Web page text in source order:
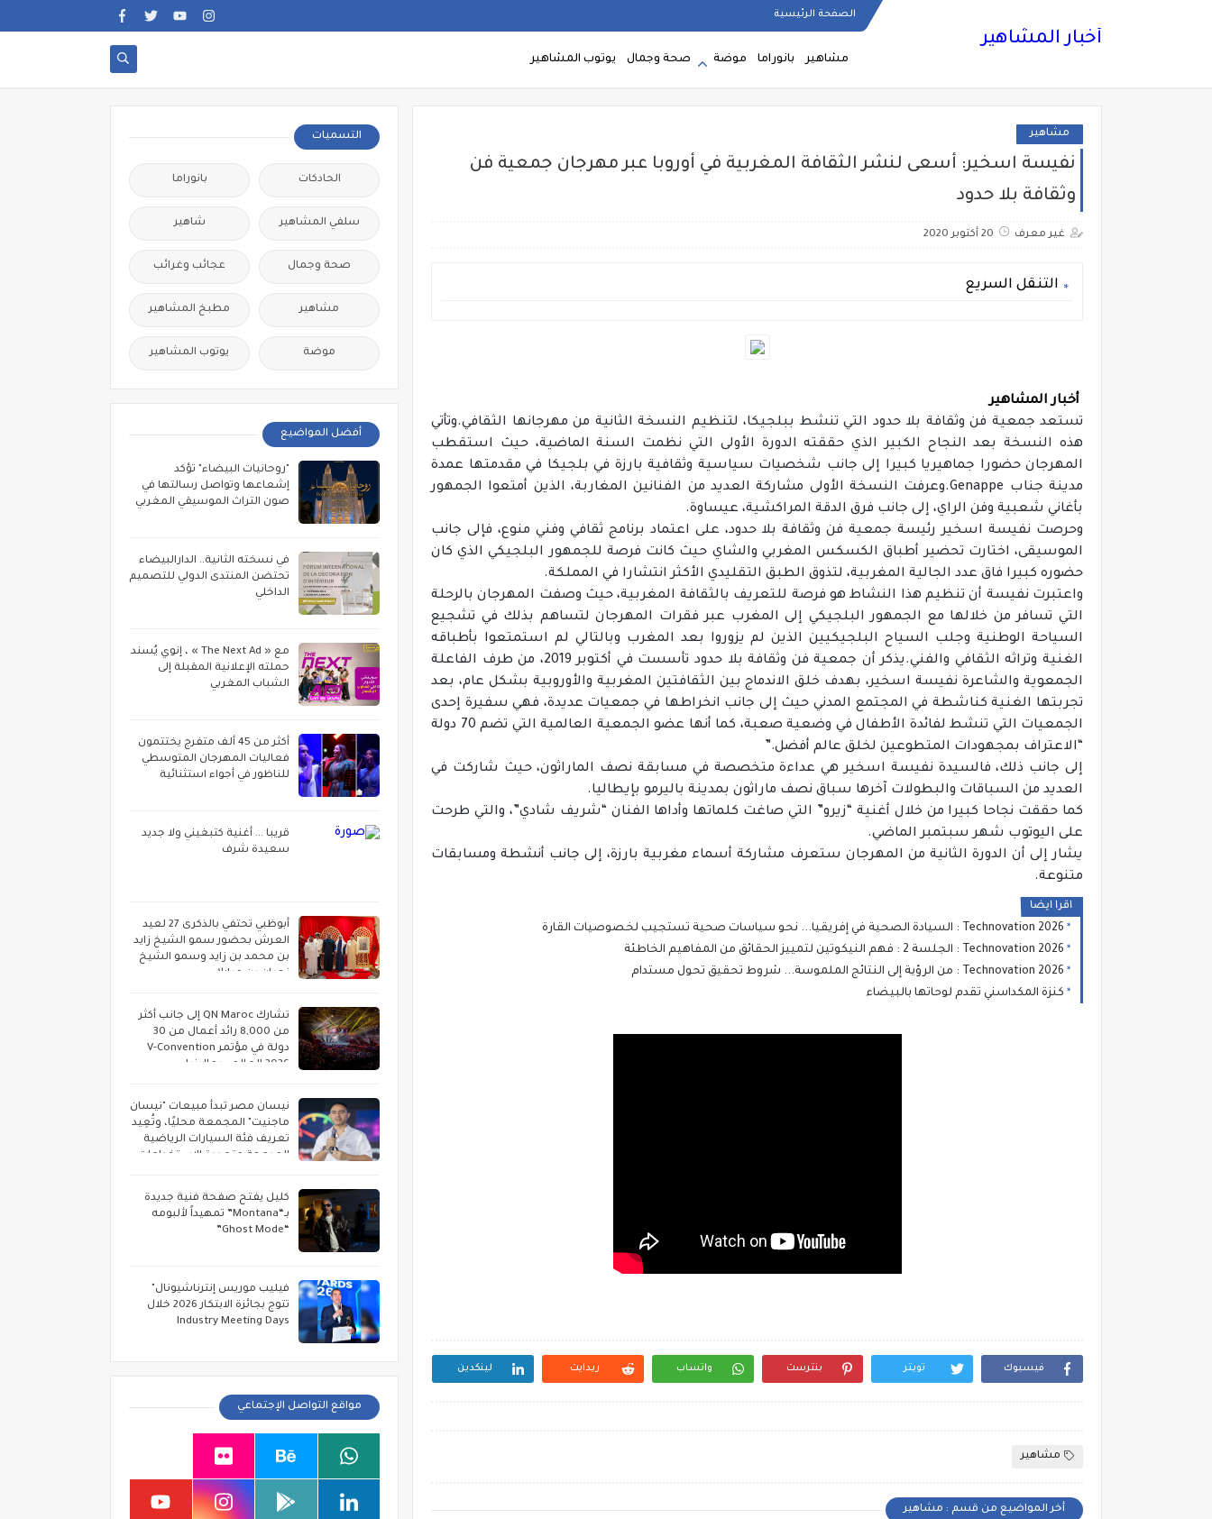
الصفحة الرئيسية
أخبار المشاهير
مشاهير بانوراما موضة صحة وجمال يوتوب المشاهير
مشاهير
نفيسة اسخير: أسعى لنشر الثقافة المغربية في أوروبا عبر مهرجان جمعية فن
وثقافة بلا حدود
غير معرف 20 أكتوبر 2020
التنقل السريع
أخبار المشاهير
تستعد جمعية فن وثقافة بلا حدود التي تنشط ببلجيكا، لتنظيم النسخة الثانية من مهرجانها الثقافي.وتأتي
هذه النسخة بعد النجاح الكبير الذي حققته الدورة الأولى التي نظمت السنة الماضية، حيث استقطب
المهرجان حضورا جماهيريا كبيرا إلى جانب شخصيات سياسية وثقافية بارزة في بلجيكا في مقدمتها عمدة
مدينة جناب Genappe.وعرفت النسخة الأولى مشاركة العديد من الفنانين المغاربة، الذين أمتعوا الجمهور
بأغاني شعبية وفن الراي، إلى جانب فرق الدقة المراكشية، عيساوة.
وحرصت نفيسة اسخير رئيسة جمعية فن وثقافة بلا حدود، على اعتماد برنامج ثقافي وفني منوع، فإلى جانب
الموسيقى، اختارت تحضير أطباق الكسكس المغربي والشاي حيث كانت فرصة للجمهور البلجيكي الذي كان
حضوره كبيرا فاق عدد الجالية المغربية، لتذوق الطبق التقليدي الأكثر انتشارا في المملكة.
واعتبرت نفيسة أن تنظيم هذا النشاط هو فرصة للتعريف بالثقافة المغربية، حيث وصفت المهرجان بالرحلة
التي تسافر من خلالها مع الجمهور البلجيكي إلى المغرب عبر فقرات المهرجان لتساهم بذلك في تشجيع
السياحة الوطنية وجلب السياح البلجيكيين الذين لم يزوروا بعد المغرب وبالتالي لم استمتعوا بأطباقه
الغنية وتراثه الثقافي والفني.يذكر أن جمعية فن وثقافة بلا حدود تأسست في أكتوبر 2019، من طرف الفاعلة
الجمعوية والشاعرة نفيسة اسخير، بهدف خلق الاندماج بين الثقافتين المغربية والأوروبية بشكل عام، بعد
تجربتها الغنية كناشطة في المجتمع المدني حيث إلى جانب انخراطها في جمعيات عديدة، فهي سفيرة إحدى
الجمعيات التي تنشط لفائدة الأطفال في وضعية صعبة، كما أنها عضو الجمعية العالمية التي تضم 70 دولة
“الاعتراف بمجهودات المتطوعين لخلق عالم أفضل.”
إلى جانب ذلك، فالسيدة نفيسة اسخير هي عداءة متخصصة في مسابقة نصف الماراثون، حيث شاركت في
العديد من السباقات والبطولات آخرها سباق نصف ماراثون بمدينة باليرمو بإيطاليا.
كما حققت نجاحا كبيرا من خلال أغنية “زيرو” التي صاغت كلماتها وأداها الفنان “شريف شادي”، والتي طرحت
على اليوتوب شهر سبتمبر الماضي.
يشار إلى أن الدورة الثانية من المهرجان ستعرف مشاركة أسماء مغربية بارزة، إلى جانب أنشطة ومسابقات
متنوعة.
اقرا ايضا
Technovation 2026 : السيادة الصحية في إفريقيا... نحو سياسات صحية تستجيب لخصوصيات القارة
Technovation 2026 : الجلسة 2 : فهم النيكوتين لتمييز الحقائق من المفاهيم الخاطئة
Technovation 2026 : من الرؤية إلى النتائج الملموسة... شروط تحقيق تحول مستدام
كنزة المكداسني تقدم لوحاتها بالبيضاء
فيسبوك تويتر بنترست واتساب ريدايت لينكدين
مشاهير
أخر المواضيع من قسم : مشاهير
التسميات
الحادكات بانوراما
سلفي المشاهير شاهير
صحة وجمال عجائب وغرائب
مشاهير مطبخ المشاهير
موضة يوتوب المشاهير
أفضل المواضيع
"روحانيات البيضاء" تؤكد
إشعاعها وتواصل رسالتها في
صون التراث الموسيقي المغربي
في نسخته الثانية.. الدارالبيضاء
تحتضن المنتدى الدولي للتصميم
الداخلي
مع « The Next Ad » ، إنوي يُسند
حملته الإعلانية المقبلة إلى
الشباب المغربي
أكثر من 45 ألف متفرج يختتمون
فعاليات المهرجان المتوسطي
للناظور في أجواء استثنائية
قريبا ... أغنية كتبغيني ولا جديد
سعيدة شرف
أبوظبي تحتفي بالذكرى 27 لعيد
العرش بحضور سمو الشيخ زايد
بن محمد بن زايد وسمو الشيخ
نهيان بن مبارك
تشارك QN Maroc إلى جانب أكثر
من 8,000 رائد أعمال من 30
دولة في مؤتمر V-Convention
2026 العالمي بماليزيا
نيسان مصر تبدأ مبيعات "نيسان
ماجنيت" المجمعة محليًا، وتُعِيد
تعريف فئة السيارات الرياضية
المدمجة متعددة الاستخدامات
كليل يفتح صفحة فنية جديدة
بـ“Montana” تمهيداً لألبومه
“Ghost Mode”
فيليب موريس إنترناشيونال"
تتوج بجائزة الابتكار 2026 خلال
Industry Meeting Days
مواقع التواصل الإجتماعي